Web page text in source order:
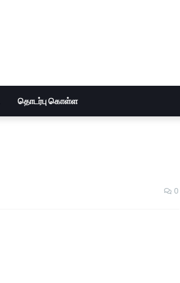
தொடர்பு கொள்ள
0